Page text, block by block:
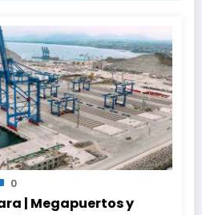
0
| Megapuertos y